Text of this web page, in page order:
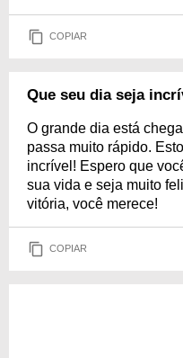
COPIAR
Que seu dia seja
O grande dia está
passa muito rápido.
incrível! Espero que
sua vida e seja muito
vitória, você merece!
COPIAR